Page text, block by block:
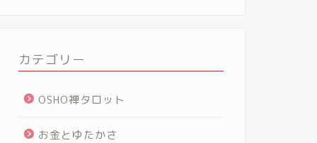
カテゴリー
OSHO禅タロット
お金とゆたかさ